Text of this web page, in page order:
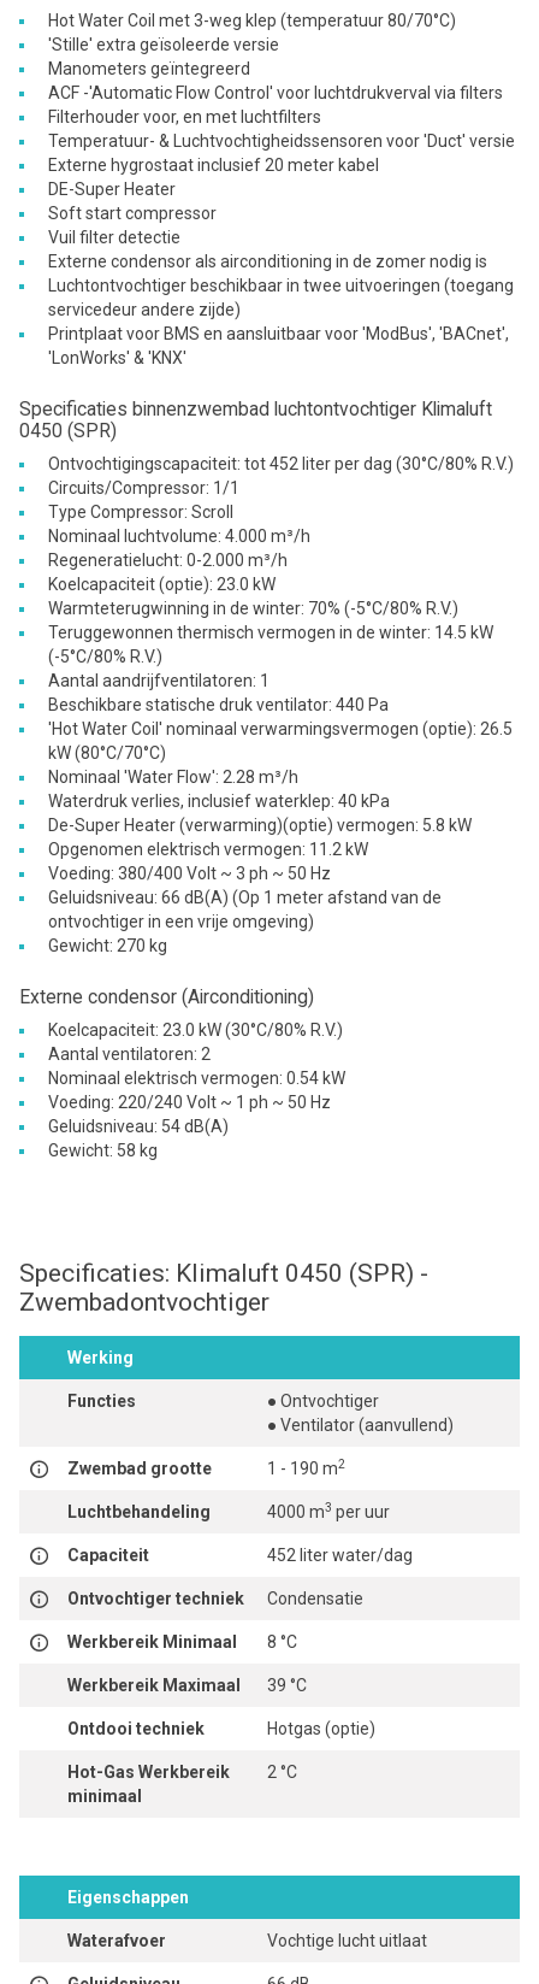
Hot Water Coil met 3-weg klep (temperatuur 80/70°C)
'Stille' extra geïsoleerde versie
Manometers geïntegreerd
ACF -'Automatic Flow Control' voor luchtdrukverval via filters
Filterhouder voor, en met luchtfilters
Temperatuur- & Luchtvochtigheidssensoren voor 'Duct' versie
Externe hygrostaat inclusief 20 meter kabel
DE-Super Heater
Soft start compressor
Vuil filter detectie
Externe condensor als airconditioning in de zomer nodig is
Luchtontvochtiger beschikbaar in twee uitvoeringen (toegang
servicedeur andere zijde)
Printplaat voor BMS en aansluitbaar voor 'ModBus', 'BACnet',
'LonWorks' & 'KNX'
Specificaties binnenzwembad luchtontvochtiger Klimaluft
0450 (SPR)
Ontvochtigingscapaciteit: tot 452 liter per dag (30°C/80% R.V.)
Circuits/Compressor: 1/1
Type Compressor: Scroll
Nominaal luchtvolume: 4.000 m³/h
Regeneratielucht: 0-2.000 m³/h
Koelcapaciteit (optie): 23.0 kW
Warmteterugwinning in de winter: 70% (-5°C/80% R.V.)
Teruggewonnen thermisch vermogen in de winter: 14.5 kW
(-5°C/80% R.V.)
Aantal aandrijfventilatoren: 1
Beschikbare statische druk ventilator: 440 Pa
'Hot Water Coil' nominaal verwarmingsvermogen (optie): 26.5
kW (80°C/70°C)
Nominaal 'Water Flow': 2.28 m³/h
Waterdruk verlies, inclusief waterklep: 40 kPa
De-Super Heater (verwarming)(optie) vermogen: 5.8 kW
Opgenomen elektrisch vermogen: 11.2 kW
Voeding: 380/400 Volt ~ 3 ph ~ 50 Hz
Geluidsniveau: 66 dB(A) (Op 1 meter afstand van de
ontvochtiger in een vrije omgeving)
Gewicht: 270 kg
Externe condensor (Airconditioning)
Koelcapaciteit: 23.0 kW (30°C/80% R.V.)
Aantal ventilatoren: 2
Nominaal elektrisch vermogen: 0.54 kW
Voeding: 220/240 Volt ~ 1 ph ~ 50 Hz
Geluidsniveau: 54 dB(A)
Gewicht: 58 kg
Specificaties: Klimaluft 0450 (SPR) -
Zwembadontvochtiger
Werking
Functies
● Ontvochtiger
● Ventilator (aanvullend)
Zwembad grootte 1 - 190 m2
Luchtbehandeling 4000 m3 per uur
Capaciteit 452 liter water/dag
Ontvochtiger techniek Condensatie
Werkbereik Minimaal 8 °C
Werkbereik Maximaal 39 °C
Ontdooi techniek Hotgas (optie)
Hot-Gas Werkbereik
minimaal
2 °C
Eigenschappen
Waterafvoer Vochtige lucht uitlaat